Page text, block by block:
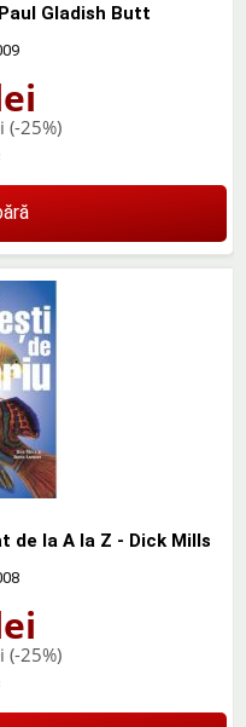
Gladish Butt
(-25%)
de la A la Z - Dick Mills
(-25%)